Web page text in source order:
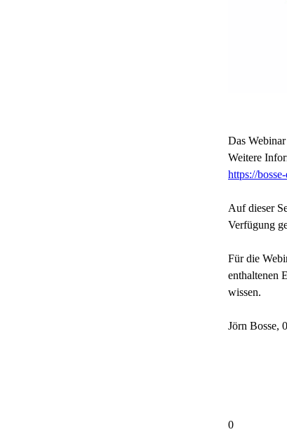
Das
Weitere
https://
Auf dieser
Verfügung
Für die
enthaltenen
wissen.
Jörn Bosse,
0